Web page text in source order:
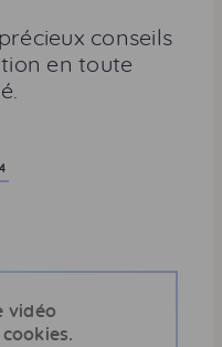
conseils
en toute
vidéo